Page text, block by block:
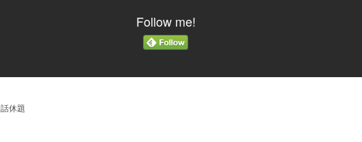
Follow me!
休題